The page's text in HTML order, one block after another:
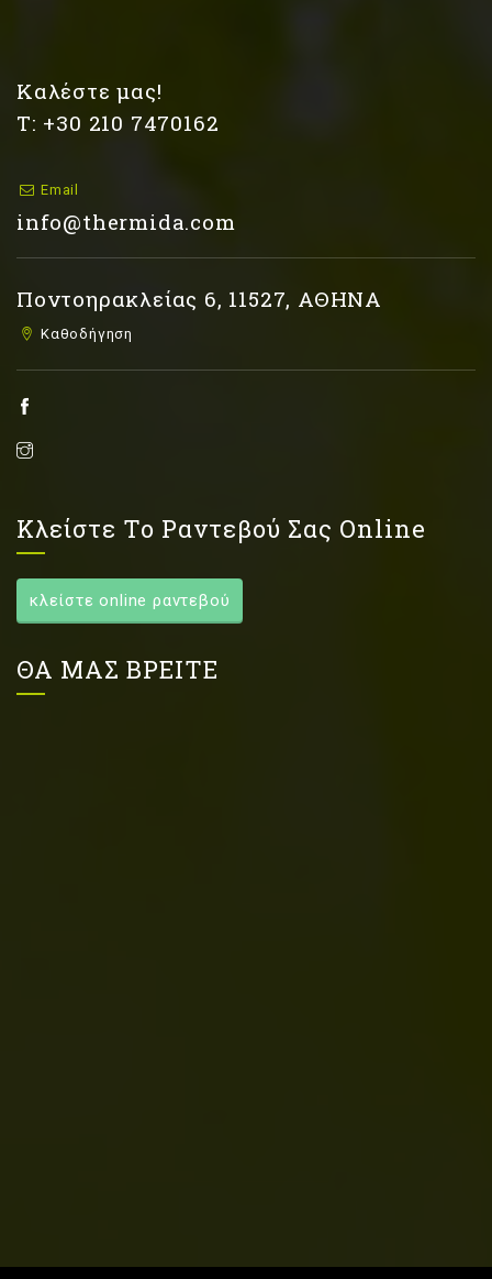
Καλέστε μας!
Τ: +30 210 7470162
Email
info@thermida.com
Ποντοηρακλείας 6, 11527, ΑΘΗΝΑ
Καθοδήγηση
Κλείστε Το Ραντεβού Σας Online
κλείστε online ραντεβού
ΘΑ ΜΑΣ ΒΡΕΙΤΕ